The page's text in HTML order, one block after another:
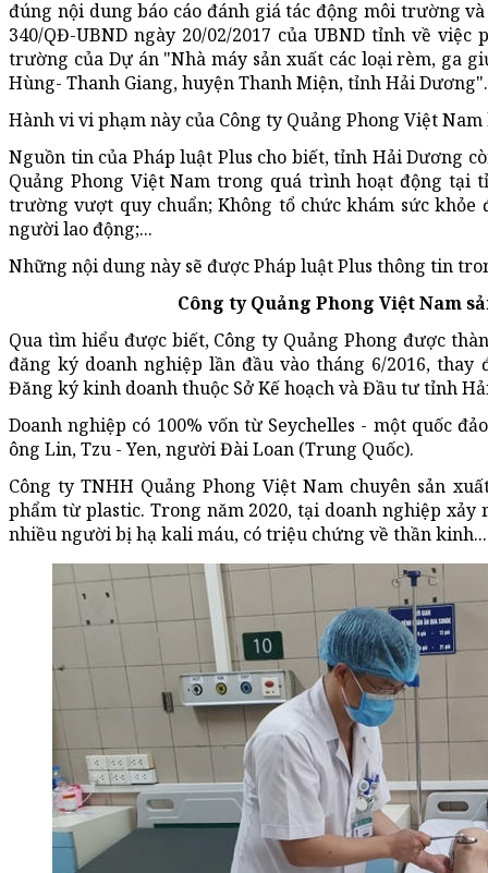
đúng nội dung báo cáo đánh giá tác động môi trường
340/QĐ-UBND ngày 20/02/2017 của UBND tỉnh về
trường của Dự án "Nhà máy sản xuất các loại rèm, ga
Hùng- Thanh Giang, huyện Thanh Miện, tỉnh Hải Dương".
Hành vi vi phạm này của Công ty Quảng Phong Việt
Nguồn tin của Pháp luật Plus cho biết, tỉnh Hải Dương
Quảng Phong Việt Nam trong quá trình hoạt động tại
trường vượt quy chuẩn; Không tổ chức khám sức khỏe
người lao động;...
Những nội dung này sẽ được Pháp luật Plus thông tin
Công ty Quảng Phong Việt Nam
Qua tìm hiểu được biết, Công ty Quảng Phong được
đăng ký doanh nghiệp lần đầu vào tháng 6/2016, thay
Đăng ký kinh doanh thuộc Sở Kế hoạch và Đầu tư tỉnh
Doanh nghiệp có 100% vốn từ Seychelles - một quốc
ông Lin, Tzu - Yen, người Đài Loan (Trung Quốc).
Công ty TNHH Quảng Phong Việt Nam chuyên sản
phẩm từ plastic. Trong năm 2020, tại doanh nghiệp
nhiều người bị hạ kali máu, có triệu chứng về thần kinh...